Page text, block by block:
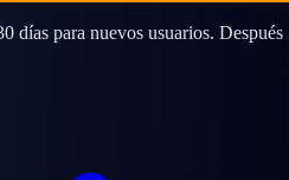
días para nuevos usuarios. Después